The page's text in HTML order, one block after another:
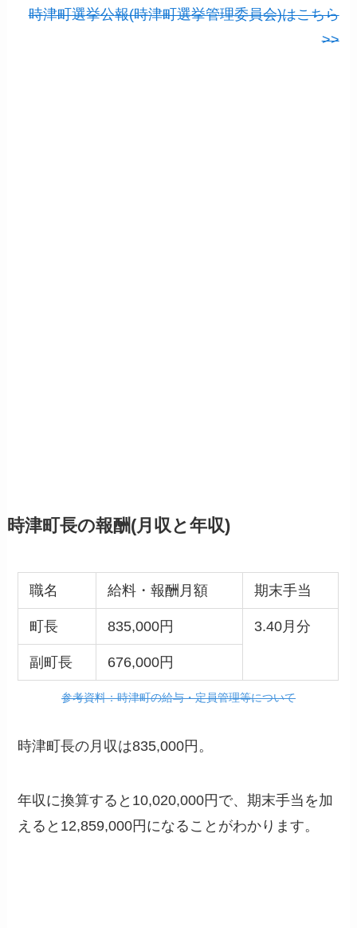
時津町選挙公報(時津町選挙管理委員会)はこちら
>>
時津町長の報酬(月収と年収)
職名 給料・報酬月額 期末手当
町長 835,000円 3.40月分
副町長 676,000円
参考資料：時津町の給与・定員管理等について
時津町長の月収は835,000円。
年収に換算すると10,020,000円で、期末手当を加
えると12,859,000円になることがわかります。